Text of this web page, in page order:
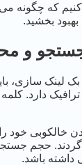
کنیم که چگونه می
بهبود بخشید.
و
لینک سازی،
دارد.
خالکوبی خود را
حجم
داشته باشد.